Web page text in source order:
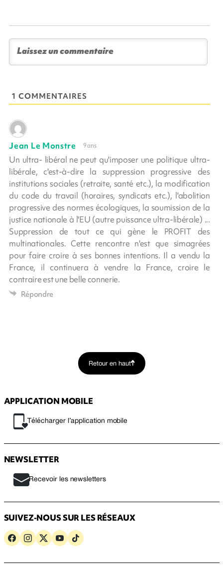
1 COMMENTAIRES
Jean Le Monstre 9 ans
Un ultra- libéral ne peut qu'imposer une politique ultra-
libérale, c'est-à-dire la suppression progressive des
institutions sociales (retraite, santé etc.), la modification
du code du travail (horaires, syndicats etc.), l'abolition
progressive des normes écologiques, la soumission de la
justice nationale à l'EU (autre puissance ultra-libérale) ...
Suppression de tout ce qui gène le PROFIT des
multinationales. Cette rencontre n'est que simagrées
pour faire croire à ses bonnes intentions. Il a vendu la
France, il continuera à vendre la France, croire le
contraire est une belle connerie.
Répondre
Retour en haut
APPLICATION MOBILE
Télécharger l’application mobile
NEWSLETTER
Recevoir les newsletters
SUIVEZ-NOUS SUR LES RÉSEAUX